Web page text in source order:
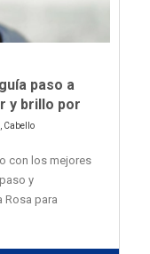
paso a
y brillo por
Cabello
con los mejores
y
Rosa para